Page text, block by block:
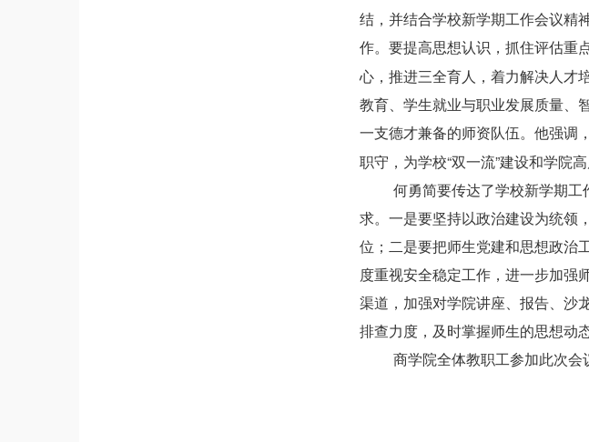
结，并结合学校新学期工作会议精
作。要提高思想认识，抓住评估重
心，推进三全育人，着力解决人才
教育、学生就业与职业发展质量、
一支德才兼备的师资队伍。他强调
职守，为学校“双一流”建设和学院高
何勇简要传达了学校新学期
求。一是要坚持以政治建设为统领
位；二是要把师生党建和思想政治
度重视安全稳定工作，进一步加强
渠道，加强对学院讲座、报告、沙
排查力度，及时掌握师生的思想动
商学院全体教职工参加此次会